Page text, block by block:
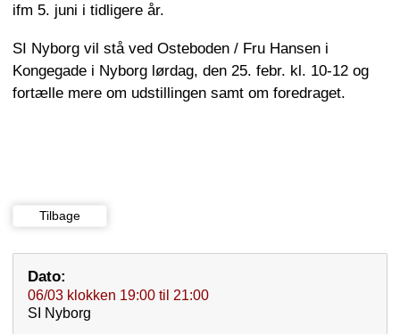
ifm 5. juni i tidligere år.
SI Nyborg vil stå ved Osteboden / Fru Hansen i
Kongegade i Nyborg lørdag, den 25. febr. kl. 10-12 og
fortælle mere om udstillingen samt om foredraget.
Tilbage
Dato:
06/03 klokken 19:00 til 21:00
SI Nyborg